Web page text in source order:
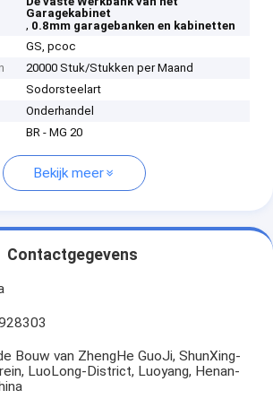
Garagekabinet
, 0.8mm garagebanken en kabinetten
GS, pcoc
20000 Stuk/Stukken per Maand
Sodorsteelart
Onderhandel
BR - MG 20
Bekijk meer
Contactgegevens
Bouw van ZhengHe GuoJi, ShunXing-
LuoLong-District, Luoyang, Henan-